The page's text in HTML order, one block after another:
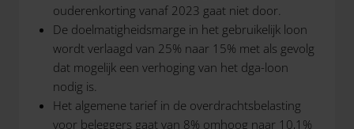
ouderenkorting vanaf 2023 gaat niet door.
De doelmatigheidsmarge in het gebruikelijk loon
wordt verlaagd van 25% naar 15% met als gevolg
dat mogelijk een verhoging van het dga-loon
nodig is.
Het algemene tarief in de overdrachtsbelasting
voor beleggers gaat van 8% omhoog naar 10,1%